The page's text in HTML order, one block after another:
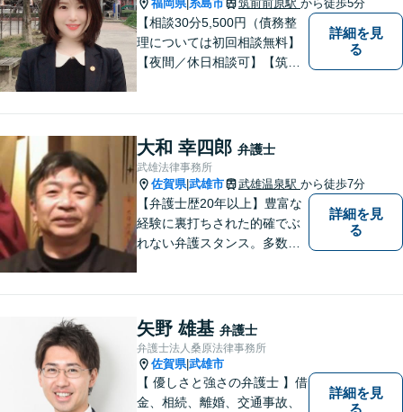
福岡県| 糸島市 筑前前原駅 から徒歩5分
【相談30分5,500円（債務整
理については初回相談無料】
【夜間／休日相談可】【筑前
ぜひ、お気軽にご相談下さ
い。心を込めて対応させてい
ただきます。
詳細を見
る
大和 幸四郎 弁護士
武雄法律事務所
佐賀県|武雄市 武雄温泉駅 から徒歩7分
【弁護士歴20年以上】豊富な
経験に裏打ちされた的確でぶ
れない弁護スタンス。多数の
法書士などとも連携しワンス
トップで解決。難事件には他
弁護士と協力も。元調停委
員。
詳細を見
る
矢野 雄基 弁護士
弁護士法人桑原法律事務所
佐賀県|武雄市
【 優しさと強さの弁護士 】借
金、相続、離婚、交通事故、
詳細を見
る